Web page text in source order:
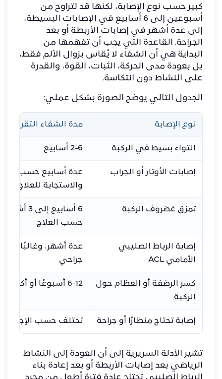
كبير حسب نوع الإصابة، لكنها قد تتراوح من
أسبوعين إلى 6 أسابيع في الإصابات البسيطة،
إلى عدة أشهر في إصابات الأربطة أو بعد
الجراحة. القاعدة التي يجب أن تفهمها من
البداية هي أن الشفاء لا يُقاس بزوال الألم فقط،
بل بعودة مدى الحركة، الثبات، القوة، والقدرة
على النشاط دون انتكاسة.
الجدول التالي يوضح الصورة بشكل عملي:
نوع الإصابة مدة الشفاء التقريبية
التواء بسيط في الركبة 2-6 أسابيع
إصابات الأوتار أو الجراب
عدة أسابيع حسب شدة
والاستجابة للعلاج
تمزق غضروف الركبة
6 أسابيع
حسب العلاج
إصابة الرباط الصليبي
الأمامي ACL
عدة أشهر، وغالبًا
جراحي
كسر الرضفة أو العظام حول
الركبة
6-12 أسبوعًا أو أكثر
إصابة تحتاج منظارًا أو جراحة تختلف حسب الإجراء
تشير الأدلة السريرية إلى أن العودة إلى النشاط
الرياضي بعد إصابات الأربطة أو بعد إعادة بناء